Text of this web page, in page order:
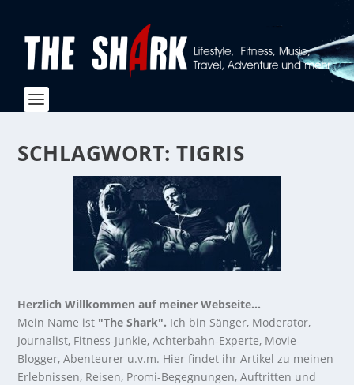
SCHLAGWORT:TIGRIS
Herzlich Willkommen auf meiner Webseite...
Mein Name ist "The Shark". Ich bin Sänger, Moderator,
Journalist, Fitness-Junkie, Achterbahn-Experte, Movie-
Blogger, Abenteurer u.v.m. Hier findet ihr Artikel zu meinen
Erlebnissen, Reisen, Promi-Begegnungen, Auftritten und